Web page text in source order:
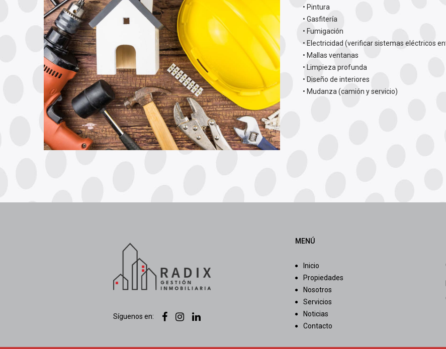
• Pintura
• Gasfitería
• Fumigación
• Electricidad (verificar sistemas eléctricos
• Mallas ventanas
• Limpieza profunda
• Diseño de interiores
• Mudanza (camión y servicio)
Síguenos en:
MENÚ
Inicio
Propiedades
Nosotros
Servicios
Noticias
Contacto